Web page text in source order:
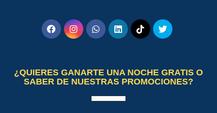
¿QUIERES GANARTE UNA NOCHE GRATIS O
SABER DE NUESTRAS PROMOCIONES?